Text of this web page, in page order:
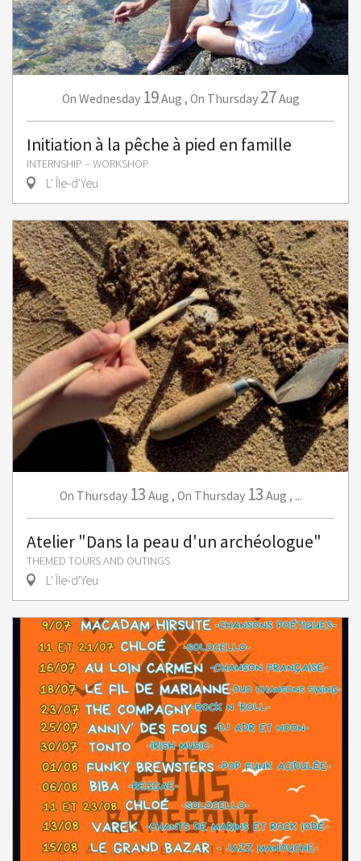
On Wednesday 19Aug , On Thursday 27Aug
Initiation à la pêche à pied en famille
INTERNSHIP – WORKSHOP
L' Île-d'Yeu
On Thursday 13 Aug , On Thursday 13 Aug , ...
Atelier "Dans la peau d'un archéologue"
THEMED TOURS AND OUTINGS
L' Île-d'Yeu